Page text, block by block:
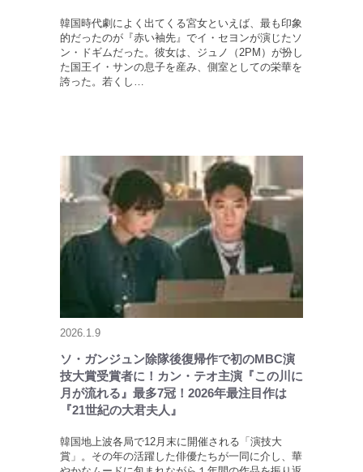
韓国時代劇によく出てくる宮女といえば、最も印象
的だったのが『赤い袖先』でイ・セヨンが演じたソ
ン・ドギムだった。彼女は、ジュノ（2PM）が扮し
た国王イ・サンの息子を産み、側室としての栄華を
誇った。若くし…
2026.1.9
ソ・ガンジュン除隊後復帰作で初のMBC演
技大賞受賞者に！カン・テオ主演『この川に
月が流れる』最多7冠！2026年最注目作は
『21世紀の大君夫人』
韓国地上波各局で12月末に開催される「演技大
賞」。その年の活躍した俳優たちが一同に介し、華